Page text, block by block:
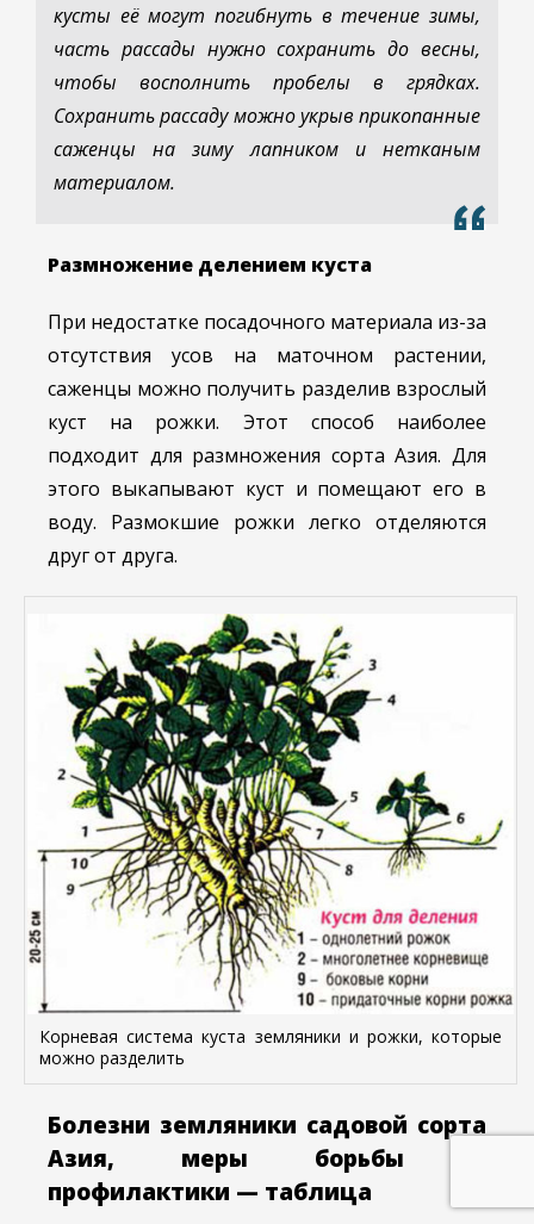
кусты её могут погибнуть в течение зимы,
часть рассады нужно сохранить до весны,
чтобы восполнить пробелы в грядках.
Сохранить рассаду можно укрыв прикопанные
саженцы на зиму лапником и нетканым
материалом.
Размножение делением куста
При недостатке посадочного материала из-за
отсутствия усов на маточном растении,
саженцы можно получить разделив взрослый
куст на рожки. Этот способ наиболее
подходит для размножения сорта Азия. Для
этого выкапывают куст и помещают его в
воду. Размокшие рожки легко отделяются
друг от друга.
Корневая система куста земляники и рожки, которые
можно разделить
Болезни земляники садовой сорта
Азия, меры борьбы и
профилактики — таблица